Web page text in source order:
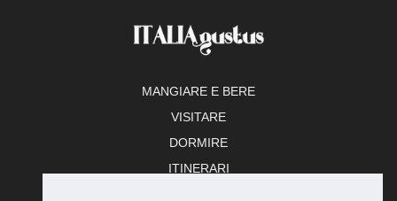
MANGIARE E BERE
VISITARE
DORMIRE
ITINERARI